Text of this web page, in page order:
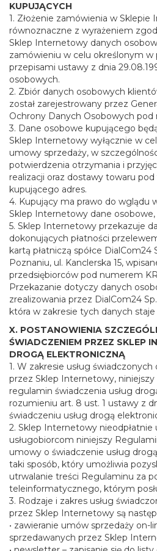
KUPUJĄCYCH
1. Złożenie zamówienia w
równoznaczne z wyrażeniem
Sklep Internetowy danych
zamówieniu w celu określonym w
przepisami ustawy z dnia
osobowych.
2. Zbiór danych osobowych
został zarejestrowany przez
Ochrony Danych Osobowych pod
3. Dane osobowe kupującego
Sklep Internetowy wyłącznie w
umowy sprzedaży, w
potwierdzenia otrzymania i
realizacji oraz dostawy towaru
kupującego adres.
4. Kupujący ma prawo do wglądu
Sklep Internetowy dane osobowe,
5. Sklep Internetowy przekazuje
dokonujących płatności
kartą płatniczą spółce DialCom24
Poznaniu, ul. Kanclerska 15,
przedsiębiorców pod numerem
Przekazanie dotyczy danych
zrealizowania przez DialCom24
która w zakresie tych danych
X. POSTANOWIENIA
ŚWIADCZENIEM PRZEZ SKLEP
DROGĄ ELEKTRONICZNĄ
1. W zakresie usług
przez Sklep Internetowy,
regulamin świadczenia usług
rozumieniu art. 8 ust. 1 ustawy z
świadczeniu usług drogą
2. Sklep Internetowy nieodpłatnie
usługobiorcom niniejszy
umowy o świadczenie usług
taki sposób, który umożliwia
utrwalanie treści Regulaminu za
teleinformatycznego, którym
3. Rodzaje i zakres usług
przez Sklep Internetowy są
• zawieranie umów sprzedaży on-
sprzedawanych przez Sklep